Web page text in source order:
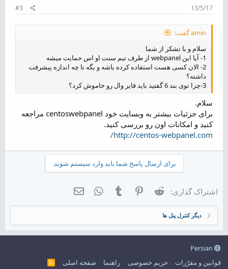
13/5/17
#3
amin گفت:
سلام و با تشکر از شما
1- آیا این webpanel از طرف تیم سنت او اس حمایت میشه
2- الان کسی هست استفاده کرده باشه و بگه تا چه اندازه پیشرفت
داشته؟
3-چرا توی بند 6 گفتید باید فایر وال رو خاموش کرد؟
سلام.
برای جزئیات بیشتر به وبسایت خود centoswebpanel مراجعه
کنید و امکانات اون رو بررسی کنید.
http://centos-webpanel.com/
برای ارسال پاسخ شما باید وارد سیستم شوید.
اشتراک گذاری: Reddit
Pinterest
Tumblr
WhatsApp
دیگر کنترل پنل ها
قوانین و مقرّرات
حریم خصوصی راهنما صفحه اصلی
R